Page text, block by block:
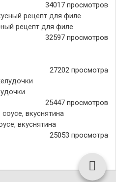
34017 просмотров
рецепт для филе
32597 просмотров
27202 просмотра
25447 просмотров
вкуснятина
25053 просмотра